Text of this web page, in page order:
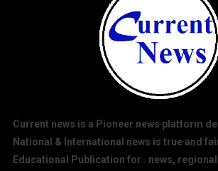
Current news is a Pioneer news platform
National & International news is true and
Educational Publication for.. news, regional